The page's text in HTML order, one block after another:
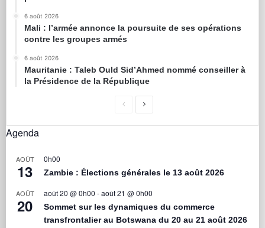
6 août 2026
Mali : l’armée annonce la poursuite de ses opérations
contre les groupes armés
6 août 2026
Mauritanie : Taleb Ould Sid’Ahmed nommé conseiller à
la Présidence de la République
Agenda
AOÛT
13
0h00
Zambie : Élections générales le 13 août 2026
AOÛT
20
août 20 @ 0h00 -août 21 @ 0h00
Sommet sur les dynamiques du commerce
transfrontalier au Botswana du 20 au 21 août 2026